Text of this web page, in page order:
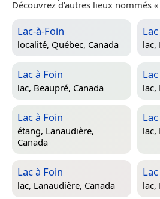
Découvrez d’autres lieux nommés «
Lac-à-Foin
localité, Québec, Canada lac,
Lac à Foin
lac, Beaupré, Canada lac,
Lac à Foin
étang, Lanaudière,
Canada
lac,
Lac à Foin
lac, Lanaudière, Canada lac,